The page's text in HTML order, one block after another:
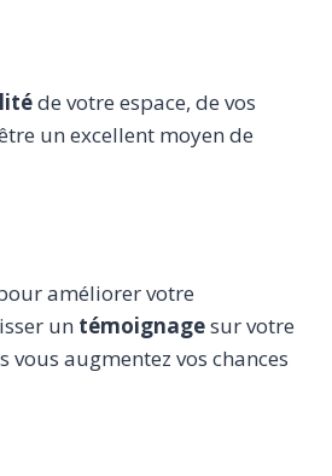
de votre espace, de vos
un excellent moyen de
améliorer votre
un témoignagesur votre
vous augmentez vos chances